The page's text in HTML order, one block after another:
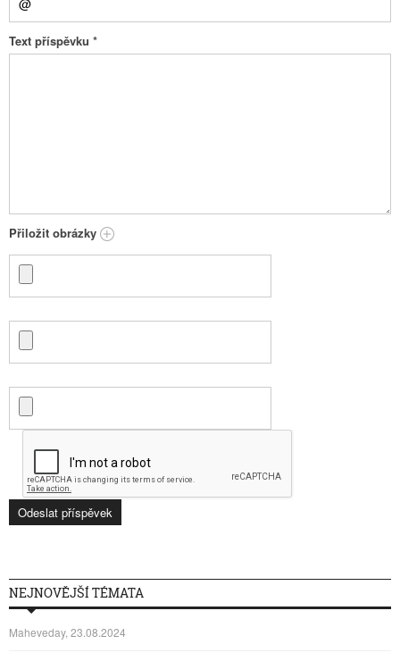
Text příspěvku *
Přiložit obrázky
NEJNOVĚJŠÍ TÉMATA
Maheveday, 23.08.2024